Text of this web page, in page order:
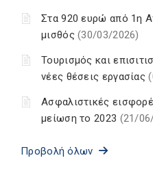
Στα 920 ευρώ από 1η
μισθός(30/03/2026)
Τουρισμός και
νέες θέσεις εργασίας
Ασφαλιστικές
μείωση το 2023 (21/
Προβολή όλων